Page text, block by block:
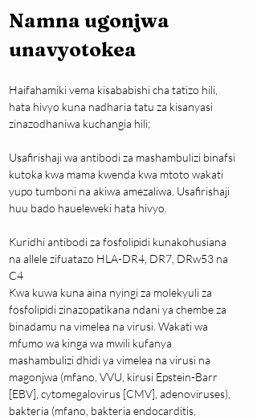
Namna ugonjwa
unavyotokea
Haifahamiki vema kisababishi cha tatizo hili,
hata hivyo kuna nadharia tatu za kisanyasi
zinazodhaniwa kuchangia hili;
Usafirishaji wa antibodi za mashambulizi binafsi
kutoka kwa mama kwenda kwa mtoto wakati
yupo tumboni na akiwa amezaliwa. Usafirishaji
huu bado haueleweki hata hivyo.
Kuridhi antibodi za fosfolipidi kunakohusiana
na allele zifuatazo HLA-DR4, DR7, DRw53 na
C4
Kwa kuwa kuna aina nyingi za molekyuli za
fosfolipidi zinazopatikana ndani ya chembe za
binadamu na vimelea na virusi. Wakati wa
mfumo wa kinga wa mwili kufanya
mashambulizi dhidi ya vimelea na virusi na
magonjwa (mfano, VVU, kirusi Epstein-Barr
[EBV], cytomegalovirus [CMV], adenoviruses),
bakteria (mfano, bakteria endocarditis,